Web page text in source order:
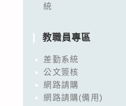
統
教職員專區
差勤系統
公文簽核
網路請購
網路請購(備用)